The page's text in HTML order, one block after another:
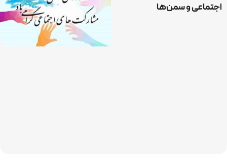
اجتماعی و سمن‌ها